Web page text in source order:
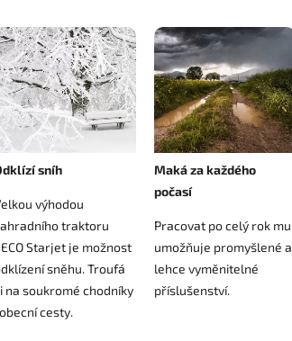
sníh
výhodou
traktoru
Starjet je možnost
sněhu. Troufá
na soukromé chodníky
cesty.
Maká za každého
počasí
Pracovat po celý rok mu
umožňuje promyšlené a
lehce vyměnitelné
příslušenství.